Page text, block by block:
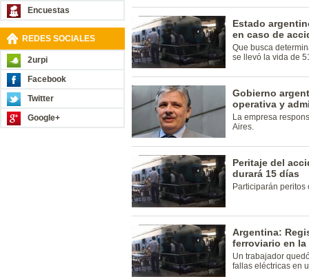
Encuestas
REDES SOCIALES
2urpi
Facebook
Twitter
Google+
Estado
en caso de
Que busca
se llevó la vida de
Gobierno
operativa y
La empresa
Aires.
Peritaje del
durará 15 días
Participarán peritos
Argentina:
ferroviario en
Un trabajador
fallas eléctricas en